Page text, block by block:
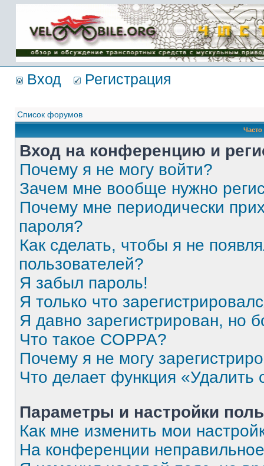
Имя пользователя:
Пароль:
{ LOG_ME_IN_SHORT
}
Вход Регистрация
Список форумов
Вход на конференцию и
Почему я не могу войти?
Зачем мне вообще нужно
Почему мне периодически
пароля?
Как сделать, чтобы я не
пользователей?
Я забыл пароль!
Я только что
Я давно зарегистрирован, но
Что такое COPPA?
Почему я не могу
Что делает функция
Параметры и настройки
Как мне изменить мои
На конференции